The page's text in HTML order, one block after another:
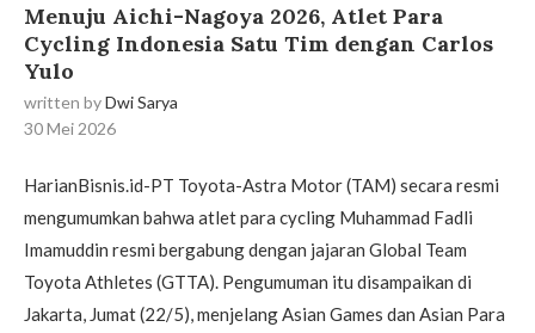
Menuju Aichi-Nagoya 2026, Atlet Para
Cycling Indonesia Satu Tim dengan Carlos
Yulo
written byDwi Sarya
30 Mei 2026
HarianBisnis.id-PT Toyota-Astra Motor (TAM) secara resmi
mengumumkan bahwa atlet para cycling Muhammad Fadli
Imamuddin resmi bergabung dengan jajaran Global Team
Toyota Athletes (GTTA). Pengumuman itu disampaikan di
Jakarta, Jumat (22/5), menjelang Asian Games dan Asian Para